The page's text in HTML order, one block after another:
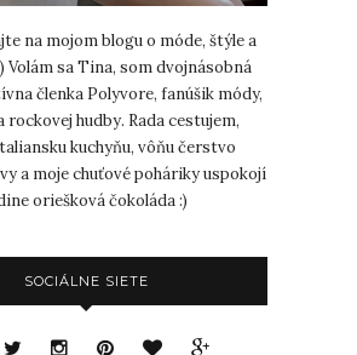
na mojom blogu o móde, štýle a
Volám sa Tina, som dvojnásobná
členka Polyvore, fanúšik módy,
hudby. Rada cestujem,
kuchyňu, vôňu čerstvo
a moje chuťové poháriky uspokojí
oriešková čokoláda :)
SOCIÁLNE SIETE